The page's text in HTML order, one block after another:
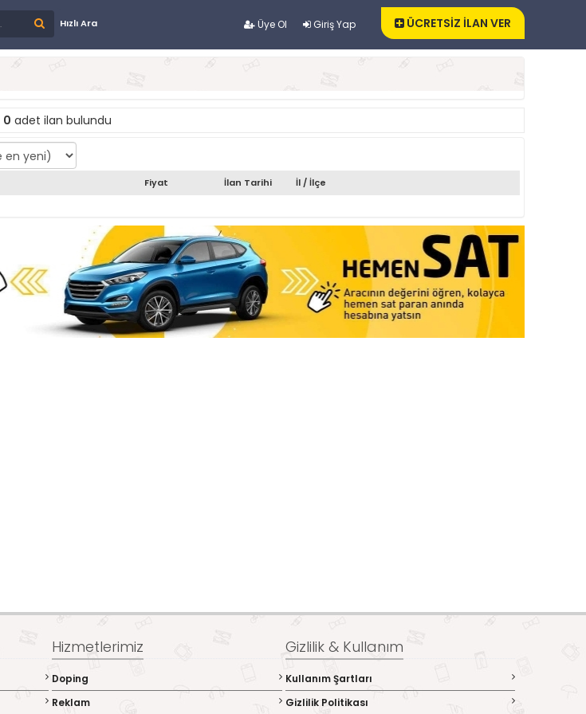
Üye Ol Giriş Yap
Hızlı Ara ÜCRETSİZ İLAN VER
0 adet ilan bulundu
Fiyat İlan Tarihi İl / İlçe
Hizmetlerimiz
Doping
Reklam
Gizlilik & Kullanım
Kullanım Şartları
Gizlilik Politikası